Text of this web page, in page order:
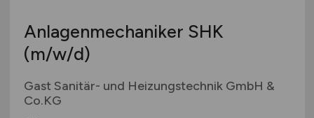
Anlagenmechaniker SHK
(m/w/d)
Gast Sanitär- und Heizungstechnik GmbH &
Co.KG